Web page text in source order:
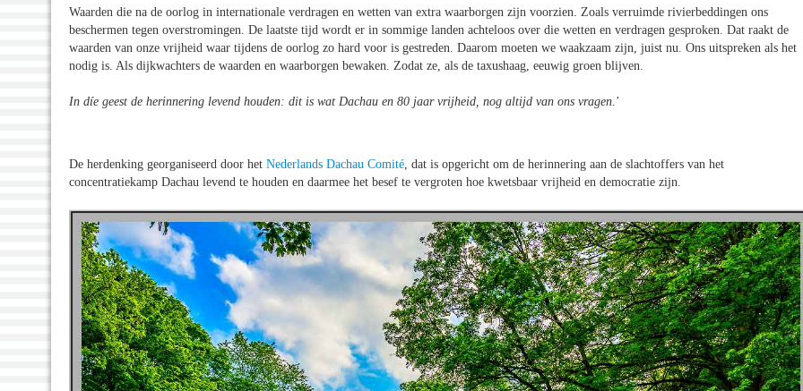
Waarden die na de oorlog in internationale verdragen en wetten van extra waarborgen zijn voorzien. Zoals verruimde rivierbeddingen ons
beschermen tegen overstromingen. De laatste tijd wordt er in sommige landen achteloos over die wetten en verdragen gesproken. Dat raakt de
waarden van onze vrijheid waar tijdens de oorlog zo hard voor is gestreden. Daarom moeten we waakzaam zijn, juist nu. Ons uitspreken als het
nodig is. Als dijkwachters de waarden en waarborgen bewaken. Zodat ze, als de taxushaag, eeuwig groen blijven.
In díe geest de herinnering levend houden: dit is wat Dachau en 80 jaar vrijheid, nog altijd van ons vragen.'
De herdenking georganiseerd door het Nederlands Dachau Comité , dat is opgericht om de herinnering aan de slachtoffers van het
concentratiekamp Dachau levend te houden en daarmee het besef te vergroten hoe kwetsbaar vrijheid en democratie zijn.